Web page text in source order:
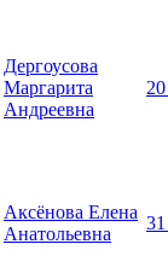
Дергоусова
Маргарита
Андреевна
Аксёнова Елена
Анатольевна